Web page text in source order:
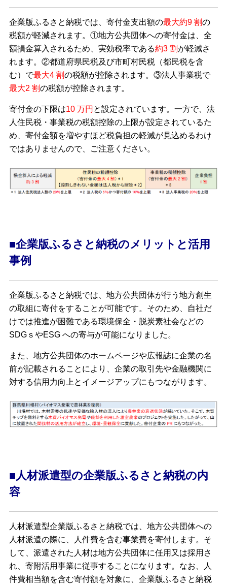
企業版ふるさと納税では、寄付金支出額の最大約9 割の
税額が軽減されます。①地方公共団体への寄付金は、全
額損金算入されるため、実効税率である約3 割 が軽減さ
れます。②都道府県民税及び市町村民税（都民税を含
む）で最大4 割の税額が控除されます。③法人事業税で
最大2 割の税額が控除されます。
寄付金の下限は10 万円 と設定されています。一方で、法
人住民税・事業税の税額控除の上限が設定されているた
め、寄付金額を増やすほど税負担の軽減が見込めるわけ
ではありませんので、ご注意ください。
■企業版ふるさと納税のメリットと活用
事例
企業版ふるさと納税では、地方公共団体が行う地方創生
の取組に寄付をすることが可能です。そのため、自社だ
けでは推進が困難である環境保全・脱炭素社会などの
SDGｓやESG への寄与が可能になりました。
また、地方公共団体のホームページや広報誌に企業の名
前が記載されることにより、企業の取引先や金融機関に
対する信用力向上とイメージアップにもつながります。
■人材派遣型の企業版ふるさと納税の内
容
人材派遣型企業版ふるさと納税では、地方公共団体への
人材派遣の際に、人件費を含む事業費を寄付します。そ
して、派遣された人材は地方公共団体に任用又は採用さ
れ、寄附活用事業に従事することになります。なお、人
件費相当額を含む寄付額を対象に、企業版ふるさと納税